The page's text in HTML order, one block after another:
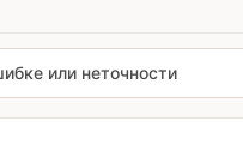
или неточности